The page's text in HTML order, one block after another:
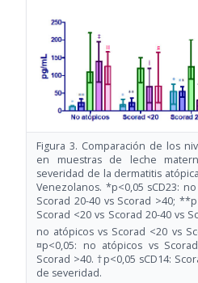
Figura 3. Comparación de los
en muestras de leche
severidad de la dermatitis
Venezolanos. *p<0,05 sCD23:
Scorad 20-40 vs Scorad >40;
Scorad <20 vs Scorad 20-40 vs
no atópicos vs Scorad <20 vs
¤p<0,05: no atópicos vs
Scorad >40. †p<0,05 sCD14:
de severidad.